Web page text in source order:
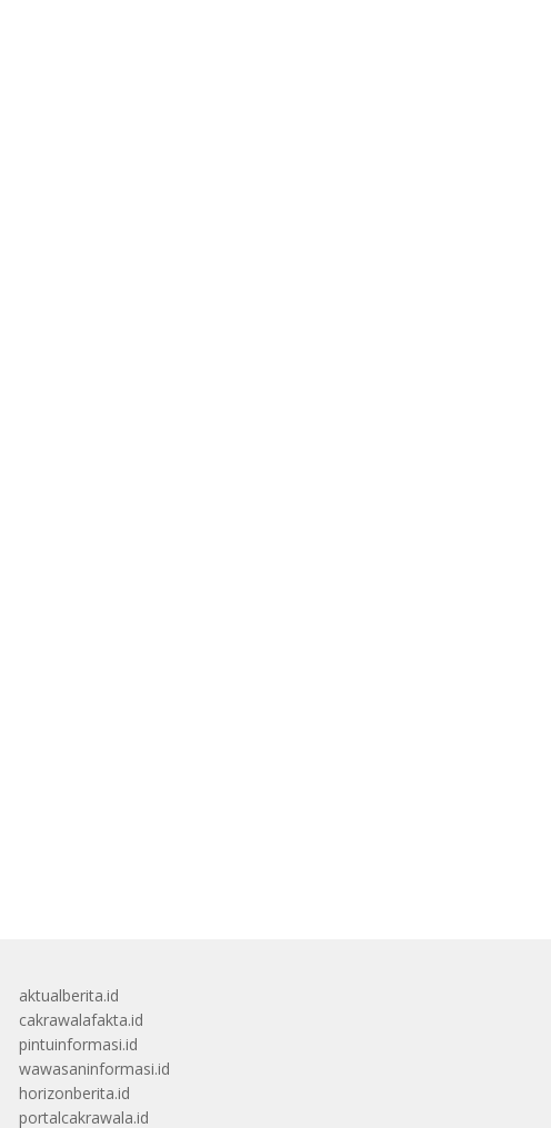
aktualberita.id
cakrawalafakta.id
pintuinformasi.id
wawasaninformasi.id
horizonberita.id
portalcakrawala.id